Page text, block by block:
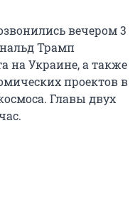
вечером 3
Трамп
на Украине, а также
проектов в
Главы двух